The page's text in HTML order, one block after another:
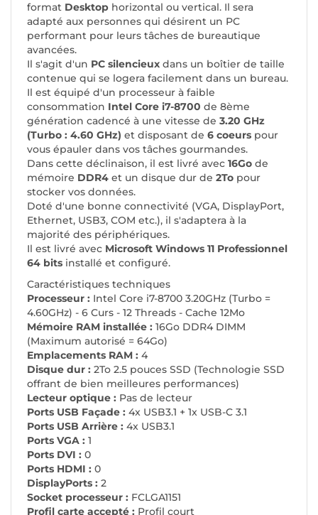
format Desktop horizontal ou vertical. Il sera
adapté aux personnes qui désirent un PC
performant pour leurs tâches de bureautique
avancées.
Il s'agit d'un PC silencieux dans un boîtier de taille
contenue qui se logera facilement dans un bureau.
Il est équipé d'un processeur à faible
consommation Intel Core i7-8700 de 8ème
génération cadencé à une vitesse de 3.20 GHz
(Turbo : 4.60 GHz) et disposant de 6 coeurs pour
vous épauler dans vos tâches gourmandes.
Dans cette déclinaison, il est livré avec 16Go de
mémoire DDR4 et un disque dur de 2To pour
stocker vos données.
Doté d'une bonne connectivité (VGA, DisplayPort,
Ethernet, USB3, COM etc.), il s'adaptera à la
majorité des périphériques.
Il est livré avec Microsoft Windows 11 Professionnel
64 bits installé et configuré.
Caractéristiques techniques
Processeur : Intel Core i7-8700 3.20GHz (Turbo =
4.60GHz) - 6 Curs - 12 Threads - Cache 12Mo
Mémoire RAM installée : 16Go DDR4 DIMM
(Maximum autorisé = 64Go)
Emplacements RAM : 4
Disque dur : 2To 2.5 pouces SSD (Technologie SSD
offrant de bien meilleures performances)
Lecteur optique : Pas de lecteur
Ports USB Façade : 4x USB3.1 + 1x USB-C 3.1
Ports USB Arrière : 4x USB3.1
Ports VGA : 1
Ports DVI : 0
Ports HDMI : 0
DisplayPorts : 2
Socket processeur : FCLGA1151
Profil carte accepté : Profil court